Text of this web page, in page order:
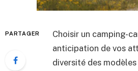
PARTAGER
Choisir un camping-
anticipation de vos
diversité des